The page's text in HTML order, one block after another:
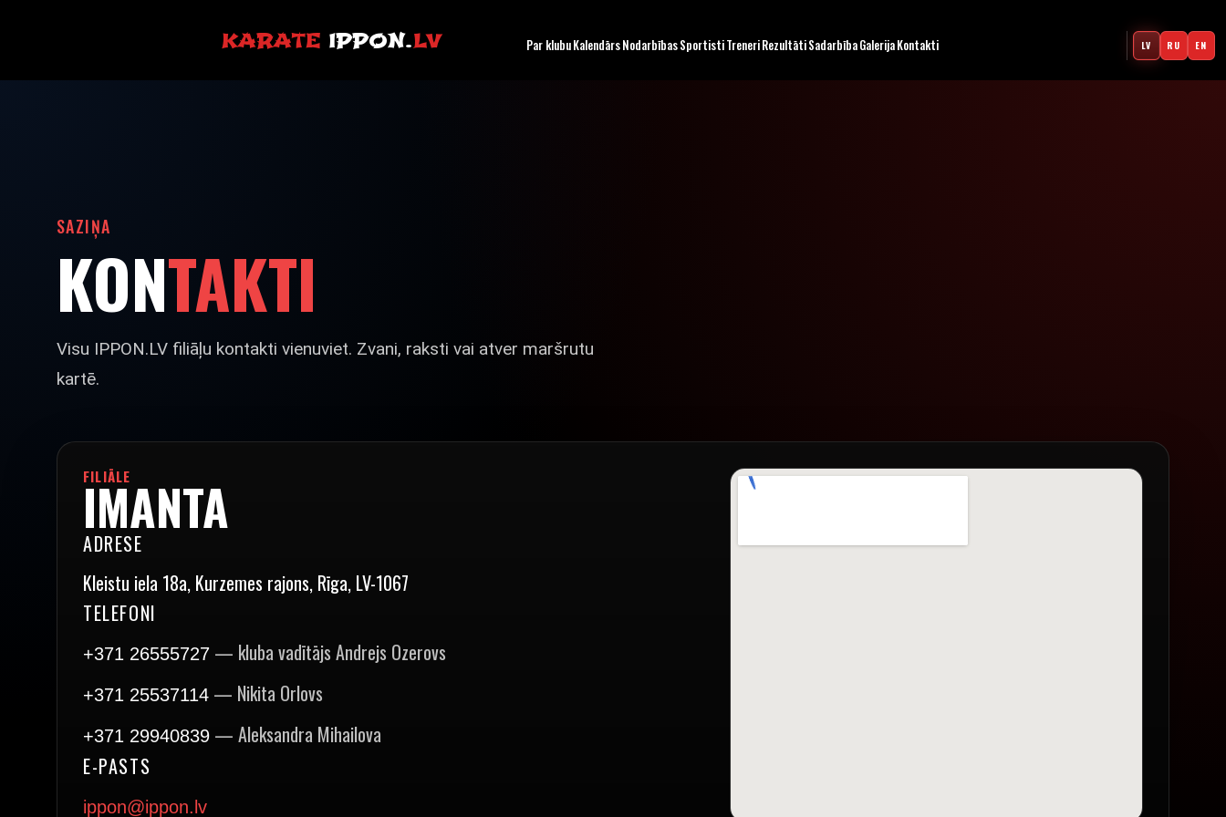
KARATE IPPON.LV Par klubuKalendārsNodarbībasSportistiTreneriRezultātiSadarbībaGalerijaKontakti LV RU EN
SAZIŅA
KONTAKTI
Visu IPPON.LV filiāļu kontakti vienuviet. Zvani, raksti vai atver maršrutu
kartē.
FILIĀLE
IMANTA
ADRESE
Kleistu iela 18a, Kurzemes rajons, Rīga, LV-1067
TELEFONI
+371 26555727 — kluba vadītājs Andrejs Ozerovs
+371 25537114 — Nikita Orlovs
+371 29940839 — Aleksandra Mihailova
E-PASTS
ippon@ippon.lv